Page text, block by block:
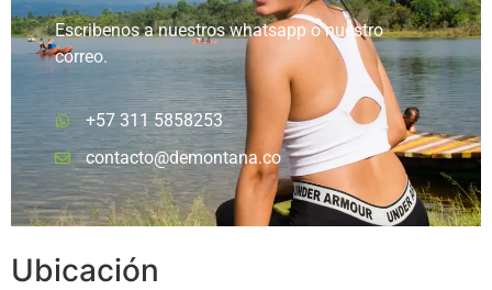
Escribenos a nuestros whatsapp o nuestro
correo.
+57 311 5858253
contacto@demontana.co
Ubicación